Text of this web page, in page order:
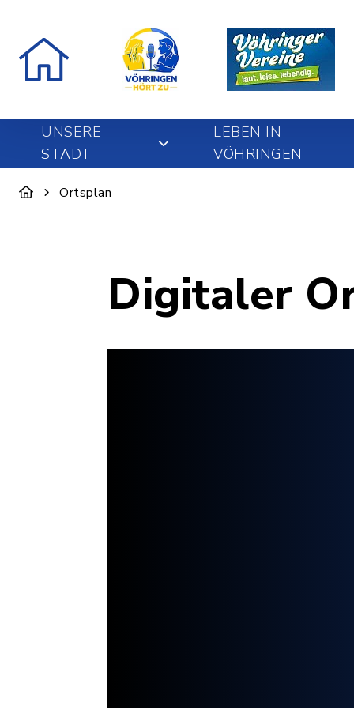
UNSERE
STADT
LEBEN IN
VÖHRINGEN
Ortsplan
Digitaler